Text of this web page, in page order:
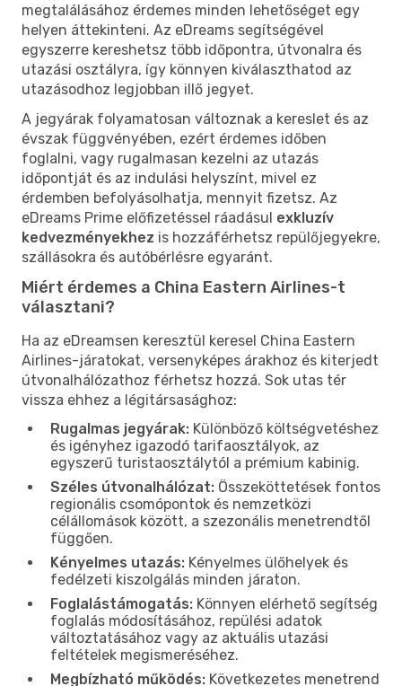
megtalálásához érdemes minden lehetőséget egy
helyen áttekinteni. Az eDreams segítségével
egyszerre kereshetsz több időpontra, útvonalra és
utazási osztályra, így könnyen kiválaszthatod az
utazásodhoz legjobban illő jegyet.
A jegyárak folyamatosan változnak a kereslet és az
évszak függvényében, ezért érdemes időben
foglalni, vagy rugalmasan kezelni az utazás
időpontját és az indulási helyszínt, mivel ez
érdemben befolyásolhatja, mennyit fizetsz. Az
eDreams Prime előfizetéssel ráadásul exkluzív
kedvezményekhez is hozzáférhetsz repülőjegyekre,
szállásokra és autóbérlésre egyaránt.
Miért érdemes a China Eastern Airlines-t
választani?
Ha az eDreamsen keresztül keresel China Eastern
Airlines-járatokat, versenyképes árakhoz és kiterjedt
útvonalhálózathoz férhetsz hozzá. Sok utas tér
vissza ehhez a légitársasághoz:
Rugalmas jegyárak: Különböző költségvetéshez
és igényhez igazodó tarifaosztályok, az
egyszerű turistaosztálytól a prémium kabinig.
Széles útvonalhálózat: Összeköttetések fontos
regionális csomópontok és nemzetközi
célállomások között, a szezonális menetrendtől
függően.
Kényelmes utazás: Kényelmes ülőhelyek és
fedélzeti kiszolgálás minden járaton.
Foglalástámogatás: Könnyen elérhető segítség
foglalás módosításához, repülési adatok
változtatásához vagy az aktuális utazási
feltételek megismeréséhez.
Megbízható működés: Következetes menetrend